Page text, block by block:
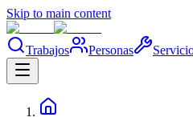
Skip to main content
Trabajos Personas